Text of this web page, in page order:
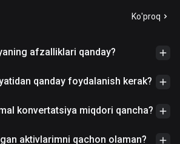
Ko'proq
afzalliklari qanday?
qanday foydalanish kerak?
konvertatsiya miqdori qancha?
aktivlarimni qachon olaman?